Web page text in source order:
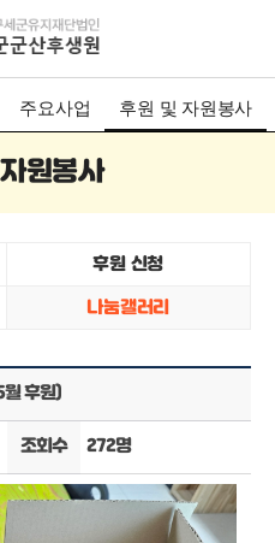
주요사업 후원 및 자원봉사
원봉사
후원 신청
나눔갤러리
후원)
조회수 272명